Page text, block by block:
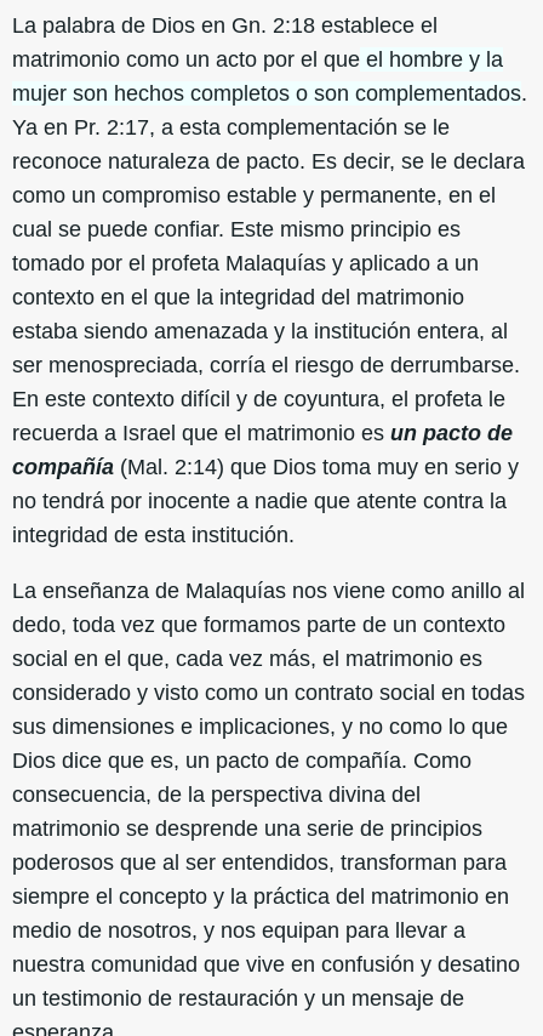
La palabra de Dios en Gn. 2:18 establece el
matrimonio como un acto por el que el hombre y la
mujer son hechos completos o son complementados.
Ya en Pr. 2:17, a esta complementación se le
reconoce naturaleza de pacto. Es decir, se le declara
como un compromiso estable y permanente, en el
cual se puede confiar. Este mismo principio es
tomado por el profeta Malaquías y aplicado a un
contexto en el que la integridad del matrimonio
estaba siendo amenazada y la institución entera, al
ser menospreciada, corría el riesgo de derrumbarse.
En este contexto difícil y de coyuntura, el profeta le
recuerda a Israel que el matrimonio es un pacto de
compañía (Mal. 2:14) que Dios toma muy en serio y
no tendrá por inocente a nadie que atente contra la
integridad de esta institución.
La enseñanza de Malaquías nos viene como anillo al
dedo, toda vez que formamos parte de un contexto
social en el que, cada vez más, el matrimonio es
considerado y visto como un contrato social en todas
sus dimensiones e implicaciones, y no como lo que
Dios dice que es, un pacto de compañía. Como
consecuencia, de la perspectiva divina del
matrimonio se desprende una serie de principios
poderosos que al ser entendidos, transforman para
siempre el concepto y la práctica del matrimonio en
medio de nosotros, y nos equipan para llevar a
nuestra comunidad que vive en confusión y desatino
un testimonio de restauración y un mensaje de